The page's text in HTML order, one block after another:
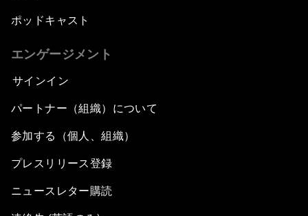
ポッドキャスト
エンゲージメント
サインイン
パートナー（組織）について
参加する（個人、組織）
プレスリリース登録
ニュースレター購読